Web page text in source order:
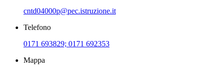
cntd04000p@pec.istruzione.it
Telefono
0171 693829; 0171 692353
Mappa